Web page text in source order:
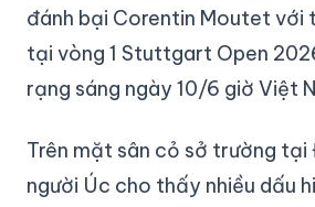
đánh bại Corentin Moutet
tại vòng 1 Stuttgart Open
rạng sáng ngày 10/6 giờ Việt
Trên mặt sân cỏ sở trường
người Úc cho thấy nhiều dấu